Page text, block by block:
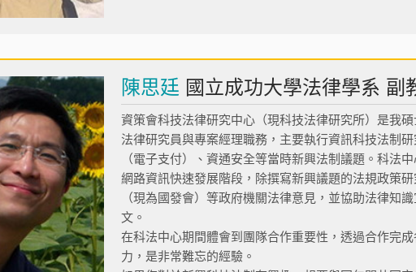
陳思廷 國立成功大學法律學系 副
資策會科技法律研究中心（現科技法律研究所）是我
法律研究員與專案經理職務，主要執行資訊科技法制
（電子支付）、資通安全等當時新興法制議題。科法
網路資訊快速發展階段，除撰寫新興議題的法規政策
（現為國發會）等政府機關法律意見，並協助法律知
文。
在科法中心期間體會到團隊合作重要性，透過合作完
力，是非常難忘的經驗。